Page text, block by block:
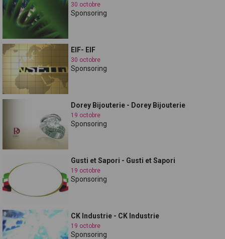
30 octobre
Sponsoring
EIF- EIF
30 octobre
Sponsoring
Dorey Bijouterie - Dorey Bijouterie
19 octobre
Sponsoring
Gusti et Sapori - Gusti et Sapori
19 octobre
Sponsoring
CK Industrie - CK Industrie
19 octobre
Sponsoring